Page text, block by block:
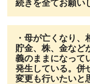
続きを全てお願い
・母が亡くなり
貯金、株、金など
義のままになって
発生している。併
変更も行いたいと